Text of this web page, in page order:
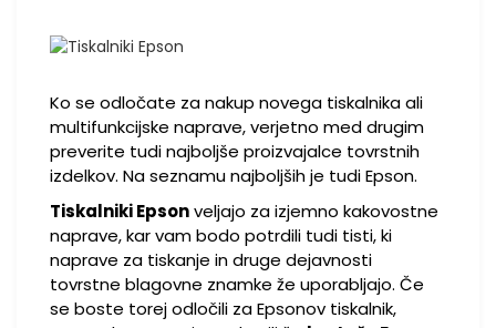
Ko se odločate za nakup novega tiskalnika ali
multifunkcijske naprave, verjetno med drugim
preverite tudi najboljše proizvajalce tovrstnih
izdelkov. Na seznamu najboljših je tudi Epson.
Tiskalniki Epsonveljajo za izjemno kakovostne
naprave, kar vam bodo potrdili tudi tisti, ki
naprave za tiskanje in druge dejavnosti
tovrstne blagovne znamke že uporabljajo. Če
se boste torej odločili za Epsonov tiskalnik,